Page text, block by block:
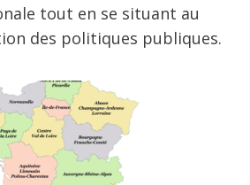
tout en se situant au
des politiques publiques.